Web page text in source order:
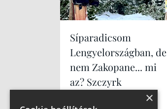
Síparadicsom
Lengyelországban, de
nem Zakopane... mi
az? Szczyrk
×